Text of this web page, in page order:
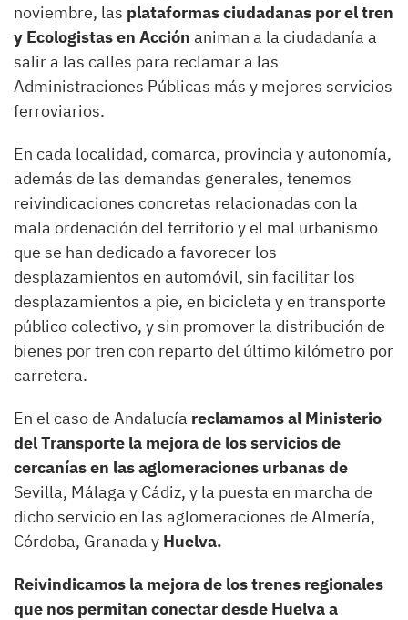
noviembre, las plataformas ciudadanas por el tren
y Ecologistas en Acción animan a la ciudadanía a
salir a las calles para reclamar a las
Administraciones Públicas más y mejores servicios
ferroviarios.
En cada localidad, comarca, provincia y autonomía,
además de las demandas generales, tenemos
reivindicaciones concretas relacionadas con la
mala ordenación del territorio y el mal urbanismo
que se han dedicado a favorecer los
desplazamientos en automóvil, sin facilitar los
desplazamientos a pie, en bicicleta y en transporte
público colectivo, y sin promover la distribución de
bienes por tren con reparto del último kilómetro por
carretera.
En el caso de Andalucía reclamamos al Ministerio
del Transporte la mejora de los servicios de
cercanías en las aglomeraciones urbanas de
Sevilla, Málaga y Cádiz, y la puesta en marcha de
dicho servicio en las aglomeraciones de Almería,
Córdoba, Granada y Huelva.
Reivindicamos la mejora de los trenes regionales
que nos permitan conectar desde Huelva a